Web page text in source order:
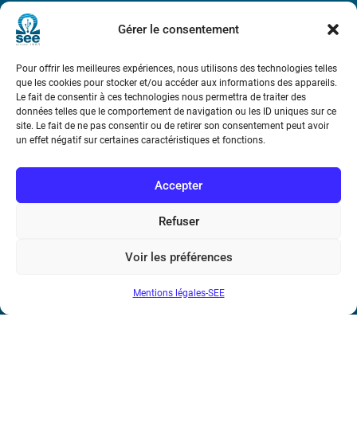
Gérer le consentement
Pour offrir les meilleures expériences, nous utilisons des technologies telles
que les cookies pour stocker et/ou accéder aux informations des appareils.
Le fait de consentir à ces technologies nous permettra de traiter des
données telles que le comportement de navigation ou les ID uniques sur ce
site. Le fait de ne pas consentir ou de retirer son consentement peut avoir
un effet négatif sur certaines caractéristiques et fonctions.
Accepter
Refuser
Voir les préférences
Mentions légales-SEE
Bicentenaire des découvertes d’André-
Conditions Générales de Vente
de l’Information et de la Communication
17 rue de l’Amiral Hamelin 75116 Paris
Métro : « Boissière » Ligne 6 et « Iéna » Ligne 9
Téléphone : (+33) 1 56 90 37 17
N° de SIREN : 785 393 232, Code APE : 9412Z TVA intra-
communautaire : FR44 785 393 232